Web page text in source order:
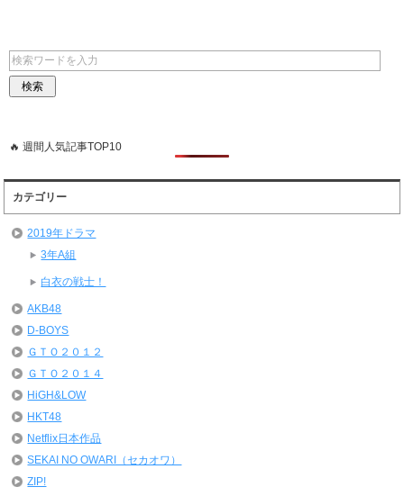
🔥 週間人気記事TOP10
カテゴリー
2019年ドラマ
3年A組
白衣の戦士！
AKB48
D-BOYS
ＧＴＯ２０１２
ＧＴＯ２０１４
HiGH&LOW
HKT48
Netflix日本作品
SEKAI NO OWARI（セカオワ）
ZIP!